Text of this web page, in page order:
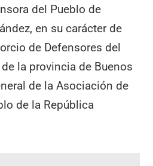
del Pueblo de
en su carácter de
de Defensores del
la provincia de Buenos
de la Asociación de
de la República